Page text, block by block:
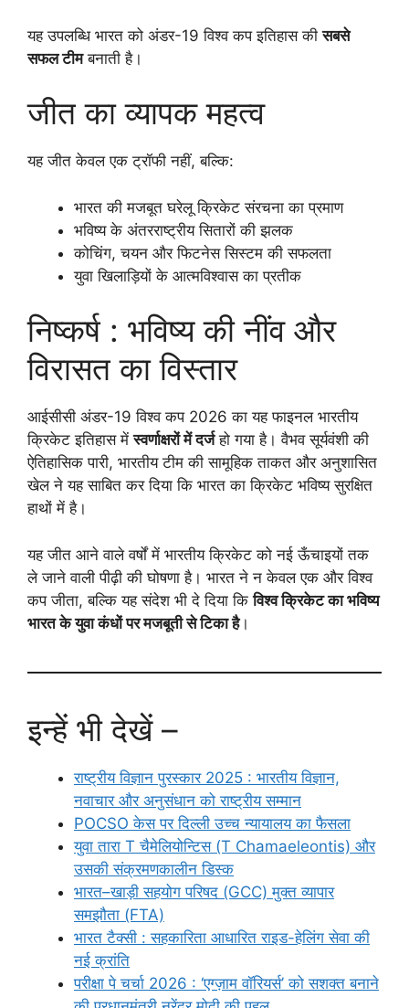
यह उपलब्धि भारत को अंडर-19 विश्व कप इतिहास कीसबसे
सफल टीमबनाती है।
जीत का व्यापक महत्व
यह जीत केवल एक ट्रॉफी नहीं, बल्कि:
भारत की मजबूत घरेलू क्रिकेट संरचना का प्रमाण
भविष्य के अंतरराष्ट्रीय सितारों की झलक
कोचिंग, चयन और फिटनेस सिस्टम की सफलता
युवा खिलाड़ियों के आत्मविश्वास का प्रतीक
निष्कर्ष : भविष्य की नींव और
विरासत का विस्तार
आईसीसी अंडर-19 विश्व कप 2026 का यह फाइनल भारतीय
क्रिकेट इतिहास मेंस्वर्णाक्षरों में दर्जहो गया है। वैभव सूर्यवंशी की
ऐतिहासिक पारी, भारतीय टीम की सामूहिक ताकत और अनुशासित
खेल ने यह साबित कर दिया कि भारत का क्रिकेट भविष्य सुरक्षित
हाथों में है।
यह जीत आने वाले वर्षों में भारतीय क्रिकेट को नई ऊँचाइयों तक
ले जाने वाली पीढ़ी की घोषणा है। भारत ने न केवल एक और विश्व
कप जीता, बल्कि यह संदेश भी दे दिया किविश्व क्रिकेट का भविष्य
भारत के युवा कंधों पर मजबूती से टिका है।
इन्हें भी देखें –
राष्ट्रीय विज्ञान पुरस्कार 2025 : भारतीय विज्ञान,
नवाचार और अनुसंधान को राष्ट्रीय सम्मान
POCSO केस पर दिल्ली उच्च न्यायालय का फैसला
युवा तारा T चैमेलियोन्टिस (T Chamaeleontis) और
उसकी संक्रमणकालीन डिस्क
भारत–खाड़ी सहयोग परिषद (GCC) मुक्त व्यापार
समझौता (FTA)
भारत टैक्सी : सहकारिता आधारित राइड-हेलिंग सेवा की
नई क्रांति
परीक्षा पे चर्चा 2026 : ‘एग्ज़ाम वॉरियर्स’ को सशक्त बनाने